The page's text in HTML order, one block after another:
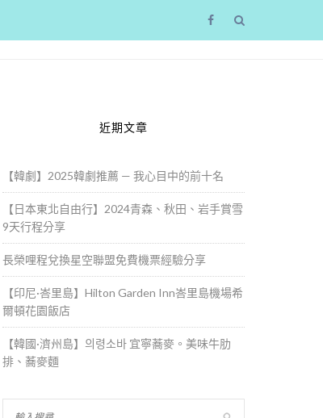
近期文章
【韓劇】2025韓劇推薦 — 我心目中的前十名
【日本東北自由行】2024青森、秋田、岩手賞雪
9天行程分享
長榮哩程兌換星空聯盟免費機票經驗分享
【印尼·峇里島】Hilton Garden Inn峇里島機場希
爾頓花園飯店
【韓國·濟州島】의령소바 宜寧蕎麥。美味牛肋
排、蕎麥麵